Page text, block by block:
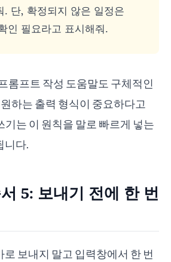
. 단, 확정되지 않은 일정은
인 필요라고 표시해줘.
롬프트 작성 도움말도 구체적인
하는 출력 형식이 중요하다고
기는 이 원칙을 말로 빠르게 넣는
니다.
5: 보내기 전에 한 번
로 보내지 말고 입력창에서 한 번